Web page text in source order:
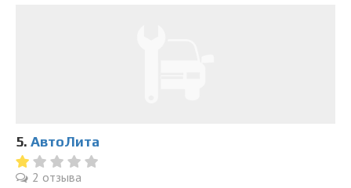
5. АвтоЛита
2 отзыва